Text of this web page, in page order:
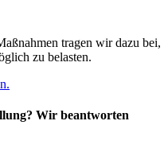
tragen wir dazu bei,
zu belasten.
Wir beantworten